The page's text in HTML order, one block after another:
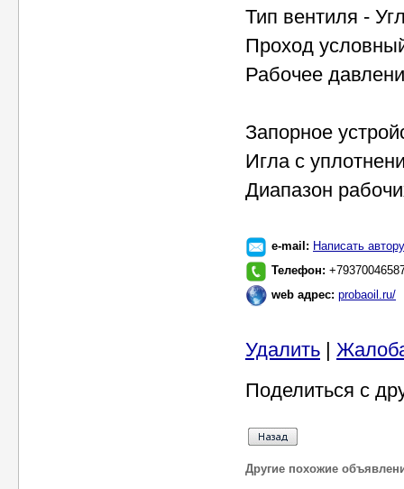
Тип вентиля -
Проход
Рабочее
Запорное
Игла с
Диапазон
e-mail: Написать автору
Телефон:
web адрес: probaoil.ru/
Удалить |
Поделиться с
Другие похожие